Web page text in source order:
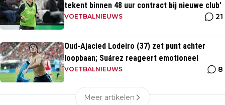
tekent binnen 48 uur contract bij nieuwe club'
VOETBALNIEUWS 21
Oud-Ajacied Lodeiro (37) zet punt achter
loopbaan; Suárez reageert emotioneel
VOETBALNIEUWS 8
Meer artikelen